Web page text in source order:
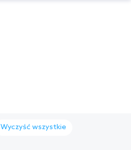
Wyczyść wszystkie